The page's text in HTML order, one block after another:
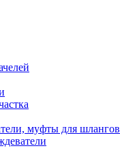
муфты для шлангов